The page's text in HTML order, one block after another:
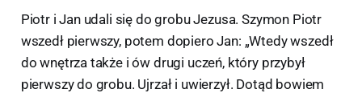
Piotr i Jan udali się do grobu Jezusa. Szymon Piotr
wszedł pierwszy, potem dopiero Jan: „Wtedy wszedł
do wnętrza także i ów drugi uczeń, który przybył
pierwszy do grobu. Ujrzał i uwierzył. Dotąd bowiem